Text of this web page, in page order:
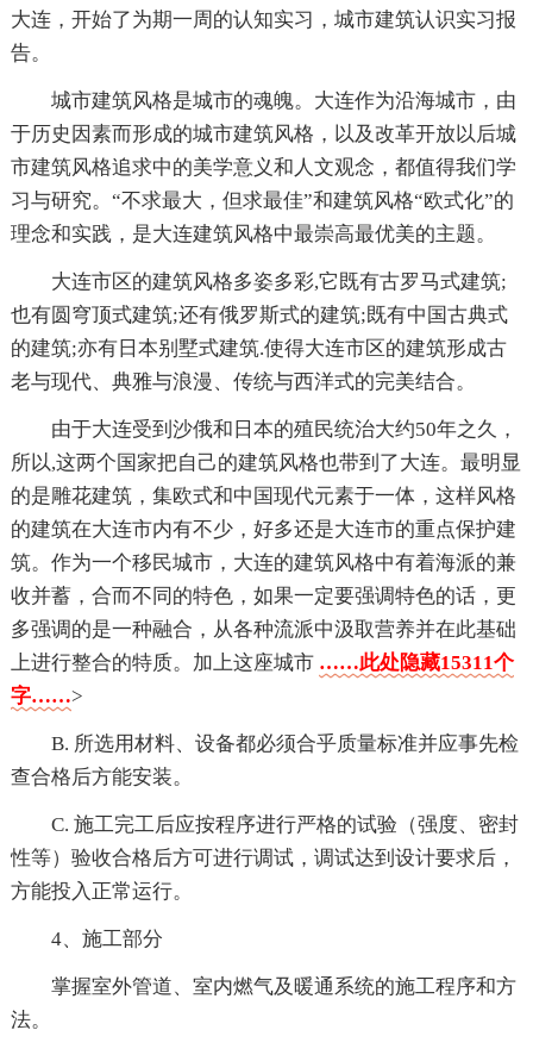
大连，开始了为期一周的认知实习，城市建筑认识实习报
告。
城市建筑风格是城市的魂魄。大连作为沿海城市，由
于历史因素而形成的城市建筑风格，以及改革开放以后城
市建筑风格追求中的美学意义和人文观念，都值得我们学
习与研究。“不求最大，但求最佳”和建筑风格“欧式化”的
理念和实践，是大连建筑风格中最崇高最优美的主题。
大连市区的建筑风格多姿多彩,它既有古罗马式建筑;
也有圆穹顶式建筑;还有俄罗斯式的建筑;既有中国古典式
的建筑;亦有日本别墅式建筑.使得大连市区的建筑形成古
老与现代、典雅与浪漫、传统与西洋式的完美结合。
由于大连受到沙俄和日本的殖民统治大约50年之久，
所以,这两个国家把自己的建筑风格也带到了大连。最明显
的是雕花建筑，集欧式和中国现代元素于一体，这样风格
的建筑在大连市内有不少，好多还是大连市的重点保护建
筑。作为一个移民城市，大连的建筑风格中有着海派的兼
收并蓄，合而不同的特色，如果一定要强调特色的话，更
多强调的是一种融合，从各种流派中汲取营养并在此基础
上进行整合的特质。加上这座城市 ……此处隐藏15311个
字……>
B. 所选用材料、设备都必须合乎质量标准并应事先检
查合格后方能安装。
C. 施工完工后应按程序进行严格的试验（强度、密封
性等）验收合格后方可进行调试，调试达到设计要求后，
方能投入正常运行。
4、施工部分
掌握室外管道、室内燃气及暖通系统的施工程序和方
法。